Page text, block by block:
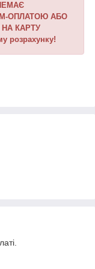
ОПЛАТОЮ АБО
КАРТУ
розрахунку!